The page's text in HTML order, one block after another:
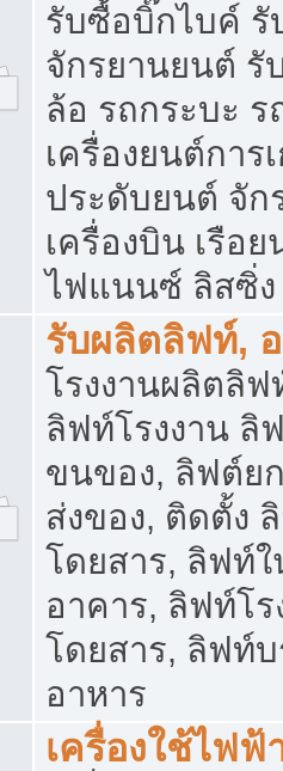
รับซื้อบิ๊กไบค์
จักรยานยนต์ รั
ล้อ รถกระบะ
เครื่องยนต์การ
ประดับยนต์ จัก
เครื่องบิน เรือ
ไฟแนนซ์ ลิสซิ่ง
รับผลิตลิฟท์,
โรงงานผลิตลิ
ลิฟท์โรงงาน ลิ
ขนของ, ลิฟต์ย
ส่งของ, ติดตั้ง
โดยสาร, ลิฟท์
อาคาร, ลิฟท์โ
โดยสาร, ลิฟท์
อาหาร
เครื่องใช้ไฟฟ้